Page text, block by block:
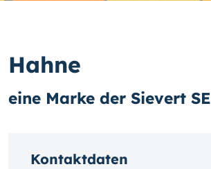
Hahne
eine Marke der Sievert SE
Kontaktdaten